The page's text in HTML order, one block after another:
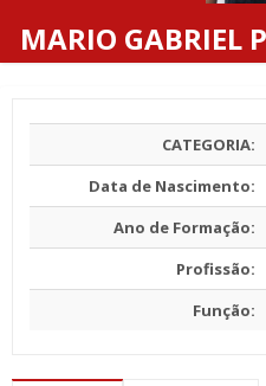
MARIO GABRIEL
CATEGORIA:
Data de Nascimento:
Ano de Formação:
Profissão:
Função: